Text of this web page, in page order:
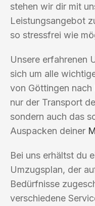
stehen wir dir mit
Leistungsangebot
so stressfrei wie
Unsere erfahrenen
sich um alle
von Göttingen
nur der Transport
sondern auch das
Auspacken deiner
Bei uns erhältst du
Umzugsplan, der
Bedürfnisse
verschiedene